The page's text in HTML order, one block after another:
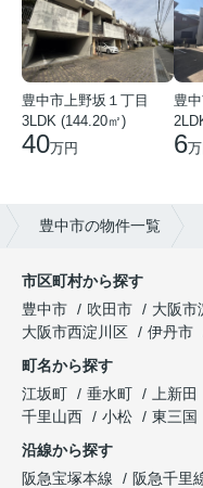
豊中市上野坂１丁目
3LDK (144.20㎡)
40万円
豊
6
豊中市の物件一覧
市区町村から探す
豊中市
吹田市 大阪市
大阪市西淀川区
伊丹市
町名から探す
江坂町
垂水町 上新田
千里山西
小松
東三国
沿線から探す
阪急宝塚本線
阪急千里